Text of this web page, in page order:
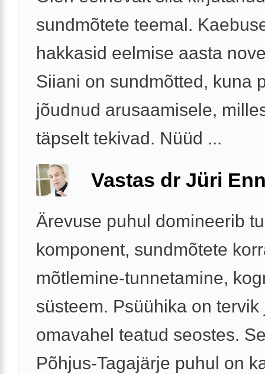
sundmõtete teemal.
hakkasid eelmise aasta
Siiani on sundmõtted, kuna
jõudnud arusaamisele,
täpselt tekivad. Nüüd ...
Vastas dr Jüri
Ärevuse puhul domineerib
komponent, sundmõtete
mõtlemine-tunnetamine,
süsteem. Psüühika on tervik
omavahel teatud seostes.
Põhjus-Tagajärje puhul on